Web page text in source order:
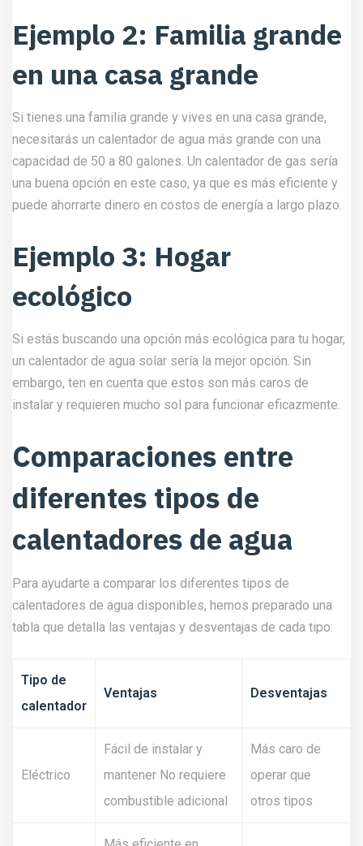
Ejemplo 2: Familia grande
en una casa grande
Si tienes una familia grande y vives en una casa grande,
necesitarás un calentador de agua más grande con una
capacidad de 50 a 80 galones. Un calentador de gas sería
una buena opción en este caso, ya que es más eficiente y
puede ahorrarte dinero en costos de energía a largo plazo.
Ejemplo 3: Hogar
ecológico
Si estás buscando una opción más ecológica para tu hogar,
un calentador de agua solar sería la mejor opción. Sin
embargo, ten en cuenta que estos son más caros de
instalar y requieren mucho sol para funcionar eficazmente.
Comparaciones entre
diferentes tipos de
calentadores de agua
Para ayudarte a comparar los diferentes tipos de
calentadores de agua disponibles, hemos preparado una
tabla que detalla las ventajas y desventajas de cada tipo:
Tipo de
calentador
Ventajas Desventajas
Eléctrico
Fácil de instalar y
mantener No requiere
combustible adicional
Más caro de
operar que
otros tipos